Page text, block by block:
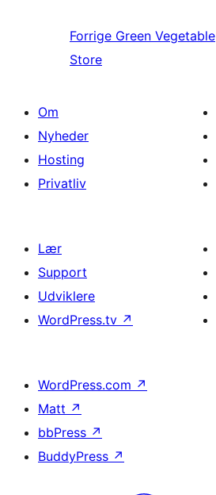
Forrige Green Vegetable
Store
Om
Nyheder
Hosting
Privatliv
Lær
Support
Udviklere
WordPress.tv ↗
WordPress.com ↗
Matt ↗
bbPress ↗
BuddyPress ↗